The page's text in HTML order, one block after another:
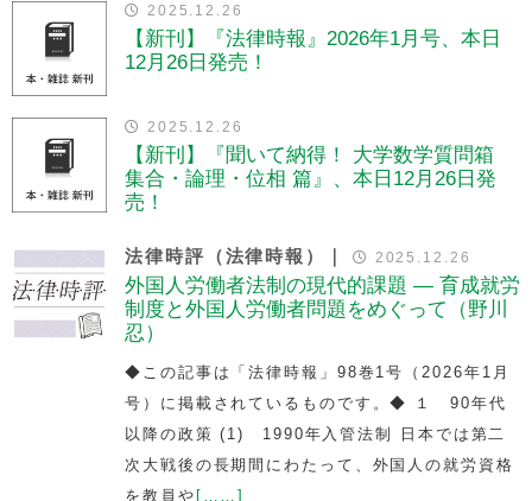
2025.12.26
【新刊】『法律時報』2026年1月号、本日
12月26日発売！
2025.12.26
【新刊】『聞いて納得！ 大学数学質問箱
集合・論理・位相 篇』、本日12月26日発
売！
法律時評（法律時報）｜ 2025.12.26
外国人労働者法制の現代的課題 — 育成就労
制度と外国人労働者問題をめぐって（野川
忍）
◆この記事は「法律時報」98巻1号（2026年1月
号）に掲載されているものです。◆ １ 90年代
以降の政策 (1) 1990年入管法制 日本では第二
次大戦後の長期間にわたって、外国人の就労資格
を教員や [……]